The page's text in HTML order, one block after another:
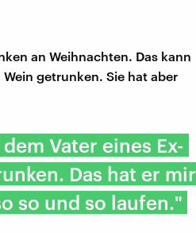
an Weihnachten. Das kann
getrunken. Sie hat aber
Vater eines Ex-
Das hat er mir
so und so laufen."